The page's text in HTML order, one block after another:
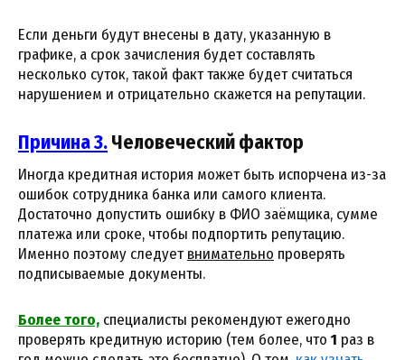
Если деньги будут внесены в дату, указанную в
графике, а срок зачисления будет составлять
несколько суток, такой факт также будет считаться
нарушением и отрицательно скажется на репутации.
Причина 3.Человеческий фактор
Иногда кредитная история может быть испорчена из-за
ошибок сотрудника банка или самого клиента.
Достаточно допустить ошибку в ФИО заёмщика, сумме
платежа или сроке, чтобы подпортить репутацию.
Именно поэтому следуетвнимательно проверять
подписываемые документы.
Более того, специалисты рекомендуют ежегодно
проверять кредитную историю (тем более, что1 раз в